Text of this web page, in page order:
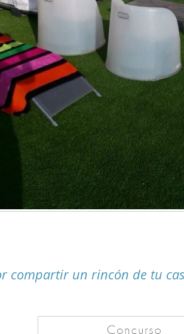
compartir un rincón de tu